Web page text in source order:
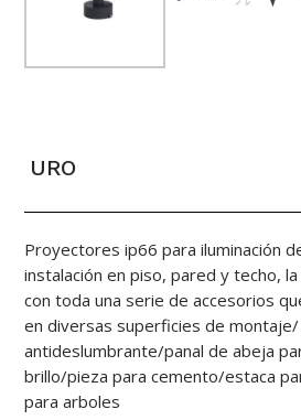
URO
Proyectores ip66 para iluminación
instalación en piso, pared y techo,
con toda una serie de accesorios
en diversas superficies de
antideslumbrante/panal de abeja
brillo/pieza para cemento/estaca
para arboles